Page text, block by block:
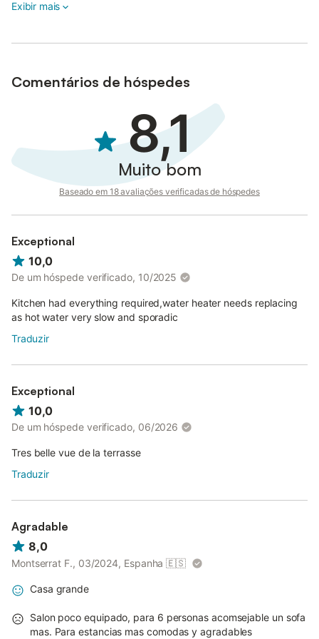
Exibir mais
Comentários de hóspedes
8,1
Muito bom
Baseado em 18 avaliações verificadas de hóspedes
Exceptional
10,0
De um hóspede verificado, 10/2025
Kitchen had everything required,water heater needs replacing
as hot water very slow and sporadic
Traduzir
Exceptional
10,0
De um hóspede verificado, 06/2026
Tres belle vue de la terrasse
Traduzir
Agradable
8,0
Montserrat F., 03/2024, Espanha 🇪🇸
Casa grande
Salon poco equipado, para 6 personas acomsejable un sofa
mas. Para estancias mas comodas y agradables